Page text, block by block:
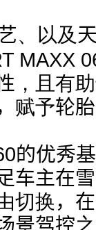
、以及
MAXX
，且有
赋予轮
的优秀
车主在
切换 ，
景驾控